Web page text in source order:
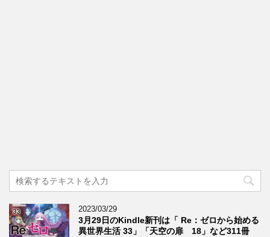
2023/03/29
3月29日のKindle新刊は「 Re：ゼロから始める
異世界生活 33」「天空の扉 18」など311冊